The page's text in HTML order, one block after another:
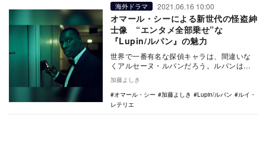
海外ドラマ 2021.06.16 10:00
オマール・シーによる新世代の怪盗紳
士像 “エンタメ全部乗せ”な
『Lupin/ルパン』の魅力
世界で一番有名な探偵キャラは、間違いな
くアルセーヌ・ルパンだろう。ルパンはフ
ランスの作家モーリス・ルブランが1905年
に創造した…
加藤よしき
オマール・シー
加藤よしき Lupin/ルパン
ルイ・
レテリエ